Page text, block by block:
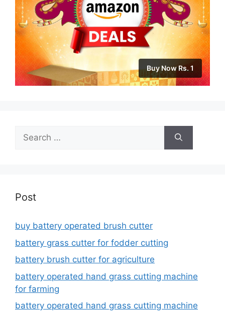
Buy Now Rs. 1
Search
for:
Post
buy battery operated brush cutter
battery grass cutter for fodder cutting
battery brush cutter for agriculture
battery operated hand grass cutting machine
for farming
battery operated hand grass cutting machine